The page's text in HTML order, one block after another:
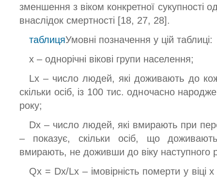
зменшення з віком конкретної сукупності
внаслідок смертності [18, 27, 28].
таблицяУмовні позначення у цій таблиці:
x – однорічні вікові групи населення;
Lx – число людей, які доживають до
скільки осіб, із 100 тис. одночасно
року;
Dx – число людей, які вмирають при
– показує, скільки осіб, що
вмирають, не доживши до віку наступного
Qx = Dx/Lx – імовірність померти у віці